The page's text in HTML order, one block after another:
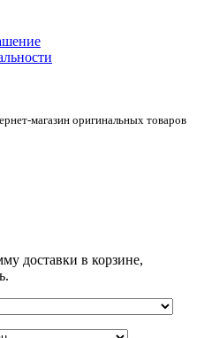
магазин оригинальных товаров
доставки в корзине,